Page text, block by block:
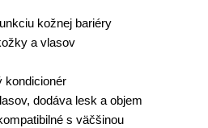
kožnej bariéry
a vlasov
kondicionér
dodáva lesk a objem
s väčšinou